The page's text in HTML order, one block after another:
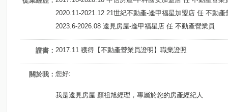
2020.11-2021.12 21世紀不動產-逢甲福星加盟店 任 不動產
2023.6-2026.08 遠見房屋-逢甲福星店 任 不動產營業員
證書： 2017.11 獲得【不動產營業員證明】職業證照
關於我： 您好:
我是遠見房屋 顏祖旭經理，專屬於您的房產經紀人